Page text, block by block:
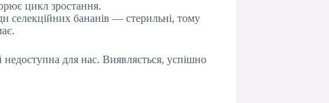
цикл зростання.
селекційних бананів — стерильні, тому
недоступна для нас. Виявляється, успішно